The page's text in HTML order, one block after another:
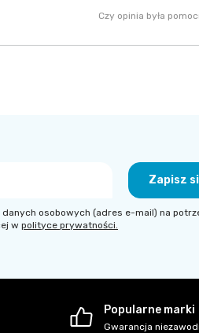
Czy opinia była
Zapisz
osobowych (adres e-mail) na
w polityce prywatności.
Popularne marki
Gwarancja